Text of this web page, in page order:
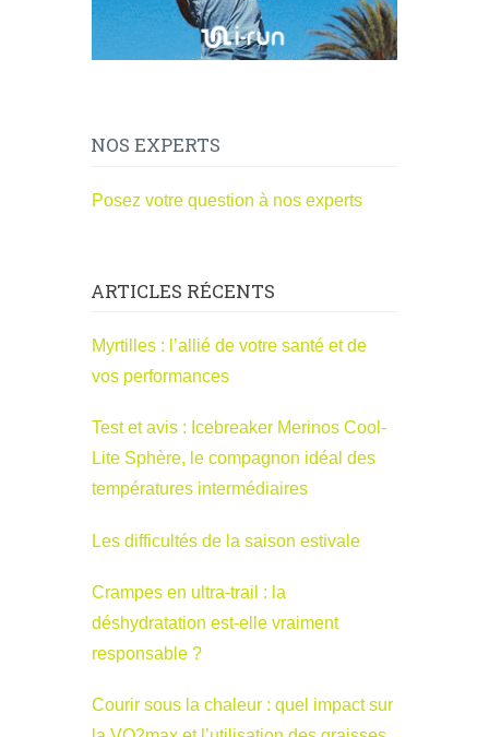
NOS EXPERTS
Posez votre question à nos experts
ARTICLES RÉCENTS
Myrtilles : l’allié de votre santé et de
vos performances
Test et avis : Icebreaker Merinos Cool-
Lite Sphère, le compagnon idéal des
températures intermédiaires
Les difficultés de la saison estivale
Crampes en ultra-trail : la
déshydratation est-elle vraiment
responsable ?
Courir sous la chaleur : quel impact sur